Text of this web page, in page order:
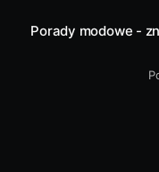
Porady modowe -